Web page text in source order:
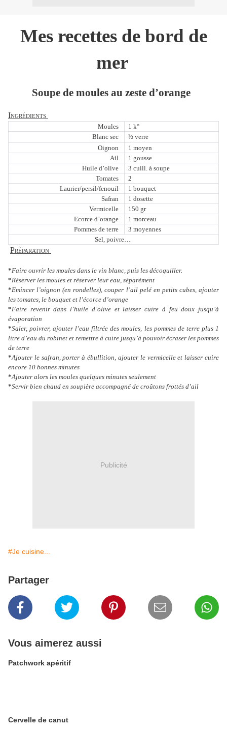
Mes recettes de bord de
mer
Soupe de moules au zeste d’orange
Ingrédients
Moules
1 k°
Blanc sec
½ verre
Oignon
1 moyen
Ail
1 gousse
Huile d’olive
3 cuill. à soupe
Tomates
2
Laurier/persil/fenouil
1 bouquet
Safran
1 dosette
Vermicelle
150 gr
Ecorce d’orange
1 morceau
Pommes de terre
3 moyennes
Sel, poivre…
Préparation
*Faire ouvrir les moules dans le vin blanc, puis les décoquiller.
*Réserver les moules et réserver leur eau, séparément
*Emincer l’oignon (en rondelles), couper l’ail pelé en petits cubes, ajouter
les tomates, le bouquet et l’écorce d’orange
*Faire revenir dans l’huile d’olive et laisser cuire à feu doux jusqu’à
évaporation
*Saler, poivrer, ajouter l’eau filtrée des moules, les pommes de terre plus 1
litre d’eau du robinet et remettre à cuire jusqu’à pouvoir écraser les pommes
de terre
*Ajouter le safran, porter à ébullition, ajouter le vermicelle et laisser cuire
encore 10 bonnes minutes
*Ajouter alors les moules quelques minutes seulement
*Servir bien chaud en soupière accompagné de croûtons frottés d’ail
Publicité
#Je cuisine...
Partager
Vous aimerez aussi
Patchwork apéritif
Cervelle de canut